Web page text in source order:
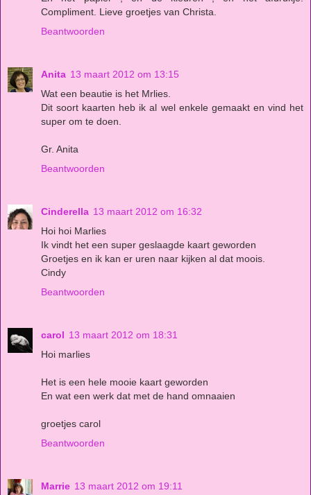
Compliment. Lieve groetjes van Christa.
Beantwoorden
Anita 13 maart 2012 om 13:15
Wat een beautie is het Mrlies.
Dit soort kaarten heb ik al wel enkele gemaakt en vind het
super om te doen.
Gr. Anita
Beantwoorden
Cinderella 13 maart 2012 om 16:32
Hoi hoi Marlies
Ik vindt het een super geslaagde kaart geworden
Groetjes en ik kan er uren naar kijken al dat moois.
Cindy
Beantwoorden
carol 13 maart 2012 om 18:31
Hoi marlies
Het is een hele mooie kaart geworden
En wat een werk dat met de hand omnaaien
groetjes carol
Beantwoorden
Marrie 13 maart 2012 om 19:11